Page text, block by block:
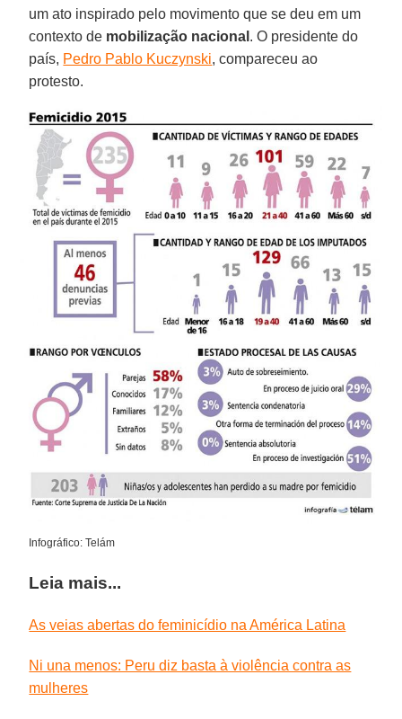
um ato inspirado pelo movimento que se deu em um
contexto de mobilização nacional . O presidente do
país, Pedro Pablo Kuczynski, compareceu ao
protesto.
Infográfico: Telám
Leia mais...
As veias abertas do feminicídio na América Latina
Ni una menos: Peru diz basta à violência contra as
mulheres